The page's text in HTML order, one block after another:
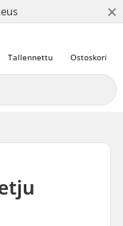
×
Ostoskori
Tallennettu